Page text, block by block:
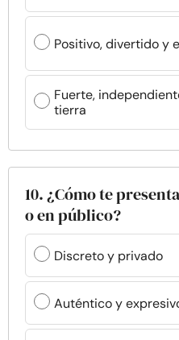
Positivo, divertido y
Fuerte,
tierra
10. ¿Cómo te
o en público?
Discreto y privado
Auténtico y